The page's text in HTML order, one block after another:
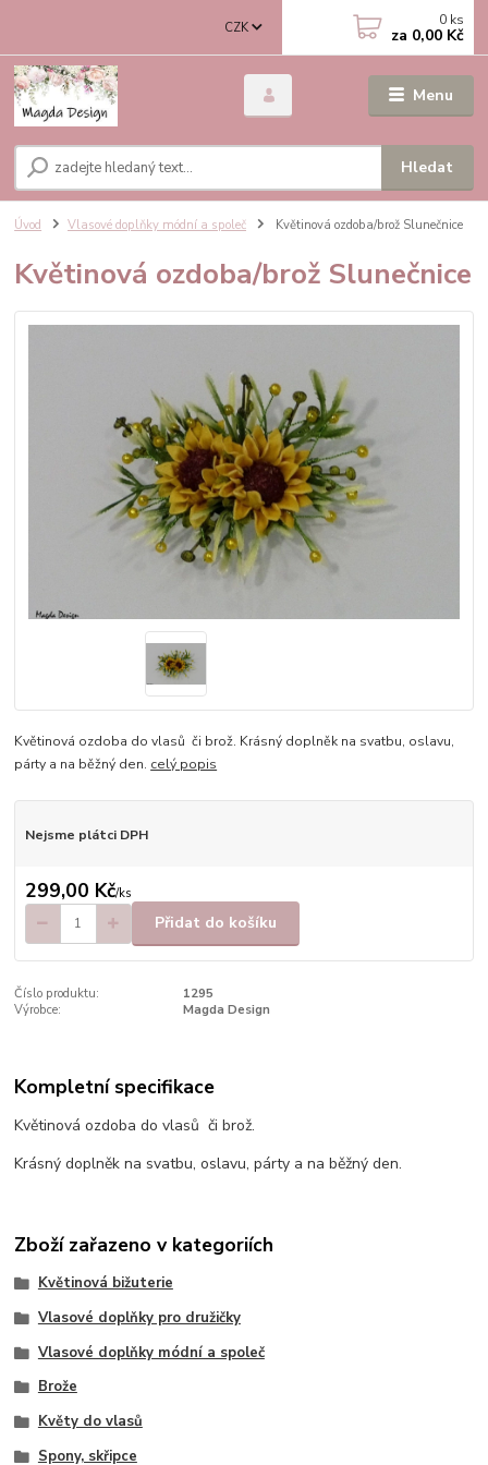
Menu
CZK
Hledat
0 ks
za 0,00 Kč
Úvod Vlasové doplňky módní a společ Květinová ozdoba/brož Slunečnice
Květinová ozdoba/brož Slunečnice
Květinová ozdoba do vlasů či brož. Krásný doplněk na svatbu, oslavu,
párty a na běžný den. celý popis
Nejsme plátci DPH
299,00 Kč/ks
Přidat do košíku
Číslo produktu:
1295
Výrobce:
Magda Design
Kompletní specifikace
Květinová ozdoba do vlasů či brož.
Krásný doplněk na svatbu, oslavu, párty a na běžný den.
Zboží zařazeno v kategoriích
Květinová bižuterie
Vlasové doplňky pro družičky
Vlasové doplňky módní a společ
Brože
Květy do vlasů
Spony, skřipce